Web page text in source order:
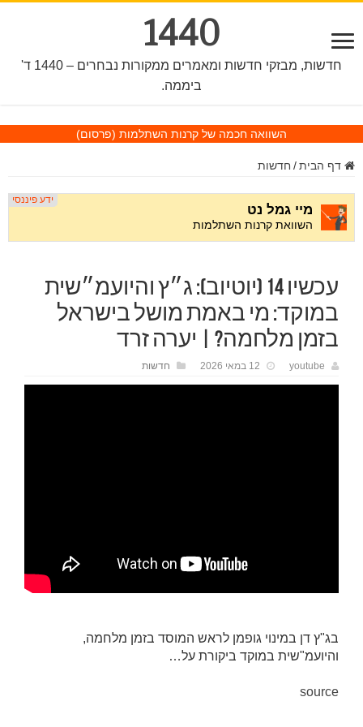
1440
חדשות, מבזקי חדשות ומאמרים ממקורות נבחרים – 1440 ד'
ביממה.
השוואה חכמה של קרנות השתלמות (פרסום)
דף הבית / חדשות
עכשיו 14 (יוטיוב): ג״ץ והיועמ״שית
במוקד: מי באמת מושל בישראל
בזמן מלחמה? | יערה זרד
youtube 12 במאי 2026 חדשות
בג"ץ דן במינוי גופמן לראש המוסד בזמן מלחמה,
והיועמ"שית במוקד ביקורת על…
source